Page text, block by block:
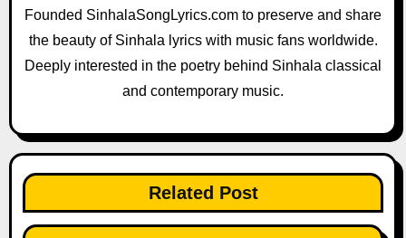
i
o
Founded SinhalaSongLyrics.com to preserve and share
the beauty of Sinhala lyrics with music fans worldwide.
Deeply interested in the poetry behind Sinhala classical
and contemporary music.
Related Post